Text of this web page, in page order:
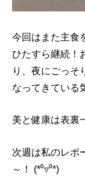
今回はまた主食
ひたすら継続！
り、夜にごっそ
なってきている
美と健康は表裏
次週は私のレポ
～！ (*⁰▿⁰*)